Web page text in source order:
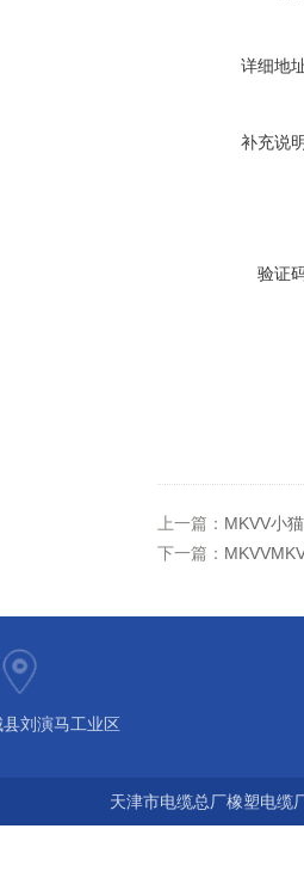
详细地
补充说
验证
上一篇： MKVV小
下一篇：
刘演马工业区
天津市电缆总厂橡塑电